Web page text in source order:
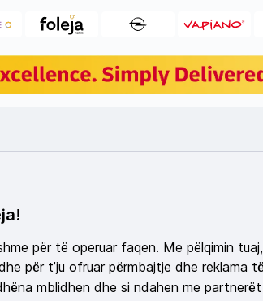
për të operuar faqen. Me pëlqimin
për t’ju ofruar përmbajtje dhe reklama
mblidhen dhe si ndahen me